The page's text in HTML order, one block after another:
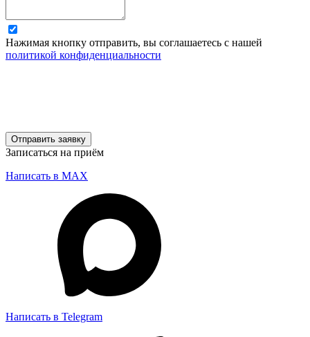
Нажимая кнопку отправить, вы соглашаетесь с нашей
политикой конфиденциальности
Отправить заявку
Записаться на приём
Написать в MAX
Написать в Telegram